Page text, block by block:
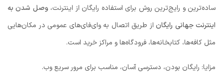
ساده‌ترین و رایج‌ترین روش برای استفاده رایگان از اینترنت،وصل شدن به
اینترنت جهانی رایگان از طریق اتصال به وای‌فای‌های عمومی در مکان‌هایی
مثل کافه‌ها، کتابخانه‌ها، فرودگاه‌ها و مراکز خرید است.
مزایا: رایگان بودن، دسترسی آسان، مناسب برای مرور سریع وب.